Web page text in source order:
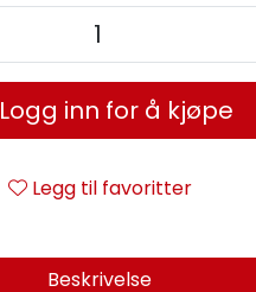
Logg inn for å kjøpe
Legg til favoritter
Beskrivelse